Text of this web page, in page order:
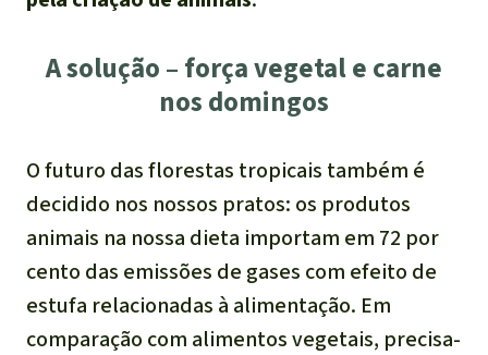
A solução – força vegetal e carne
nos domingos
O futuro das florestas tropicais também é
decidido nos nossos pratos: os produtos
animais na nossa dieta importam em 72 por
cento das emissões de gases com efeito de
estufa relacionadas à alimentação. Em
comparação com alimentos vegetais, precisa-